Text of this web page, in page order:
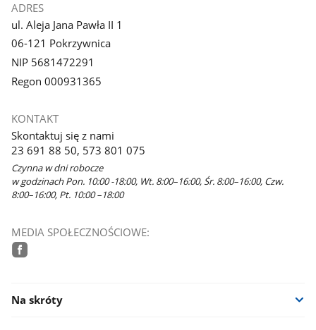
ADRES
ul. Aleja Jana Pawła II 1
06-121 Pokrzywnica
NIP 5681472291
Regon 000931365
KONTAKT
Skontaktuj się z nami
23 691 88 50, 573 801 075
Czynna w dni robocze
w godzinach Pon. 10:00 -18:00, Wt. 8:00–16:00, Śr. 8:00–16:00, Czw.
8:00–16:00, Pt. 10:00 –18:00
MEDIA SPOŁECZNOŚCIOWE:
Na skróty